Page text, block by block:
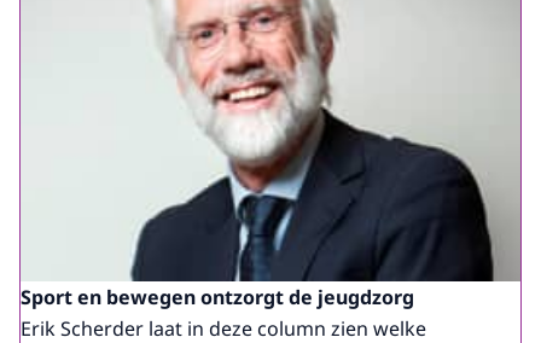
Sport en bewegen ontzorgt de jeugdzorg
Erik Scherder laat in deze column zien welke